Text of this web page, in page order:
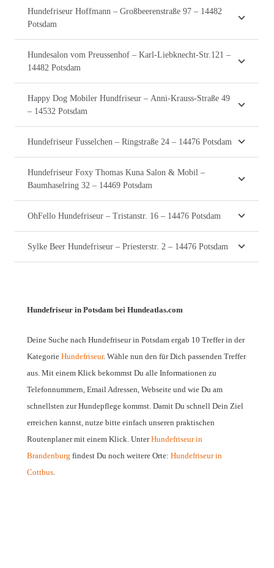
Hundefriseur Hoffmann – Großbeerenstraße 97 – 14482
Potsdam
Hundesalon vom Preussenhof – Karl-Liebknecht-Str.121 –
14482 Potsdam
Happy Dog Mobiler Hundfriseur – Anni-Krauss-Straße 49
– 14532 Potsdam
Hundefriseur Fusselchen – Ringstraße 24 – 14476 Potsdam
Hundefriseur Foxy Thomas Kuna Salon & Mobil –
Baumhaselring 32 – 14469 Potsdam
OhFello Hundefriseur – Tristanstr. 16 – 14476 Potsdam
Sylke Beer Hundefriseur – Priesterstr. 2 – 14476 Potsdam
Hundefriseur in Potsdam bei Hundeatlas.com
Deine Suche nach Hundefriseur in Potsdam ergab 10 Treffer in der
Kategorie Hundefriseur. Wähle nun den für Dich passenden Treffer
aus. Mit einem Klick bekommst Du alle Informationen zu
Telefonnummern, Email Adressen, Webseite und wie Du am
schnellsten zur Hundepflege kommst. Damit Du schnell Dein Ziel
erreichen kannst, nutze bitte einfach unseren praktischen
Routenplaner mit einem Klick. UnterHundefriseur in
Brandenburg findest Du noch weitere Orte: Hundefriseur in
Cottbus